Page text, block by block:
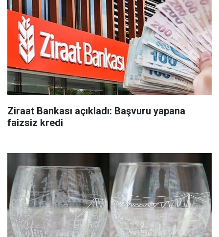
Ziraat Bankası açıkladı: Başvuru yapana
faizsiz kredi